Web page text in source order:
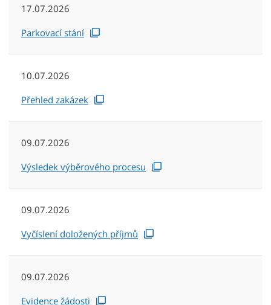
17.07.2026
Parkovací stání
10.07.2026
Přehled zakázek
09.07.2026
Výsledek výběrového procesu
09.07.2026
Vyčíslení doložených příjmů
09.07.2026
Evidence žádosti